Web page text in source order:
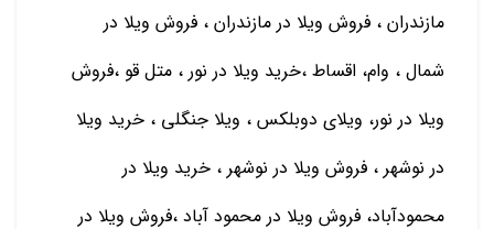
مازندران ، فروش ویلا در مازندران ، فروش ویلا در
شمال ، وام، اقساط ،خرید ویلا در نور ، متل قو ،فروش
ویلا در نور، ویلای دوبلکس ، ویلا جنگلی ، خرید ویلا
در نوشهر ، فروش ویلا در نوشهر ، خرید ویلا در
محمودآباد، فروش ویلا در محمود آباد ،فروش ویلا در